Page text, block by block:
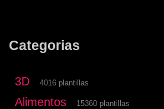
Categorias
3D 4016 plantillas
Alimentos 15360 plantillas